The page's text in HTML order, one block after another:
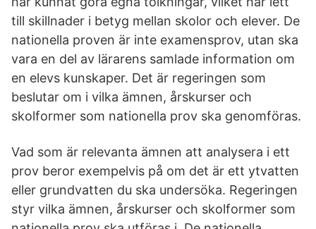
till skillnader i betyg mellan skolor och elever. De
nationella proven är inte examensprov, utan ska
vara en del av lärarens samlade information om
en elevs kunskaper. Det är regeringen som
beslutar om i vilka ämnen, årskurser och
skolformer som nationella prov ska genomföras.
Vad som är relevanta ämnen att analysera i ett
prov beror exempelvis på om det är ett ytvatten
eller grundvatten du ska undersöka. Regeringen
styr vilka ämnen, årskurser och skolformer som